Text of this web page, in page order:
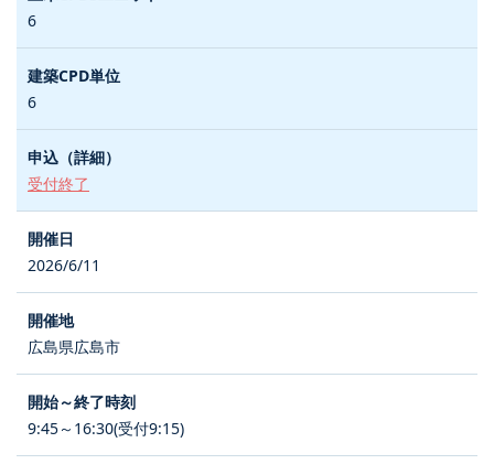
6
6
受付終了
2026/6/11
広島県広島市
9:45～16:30(受付9:15)